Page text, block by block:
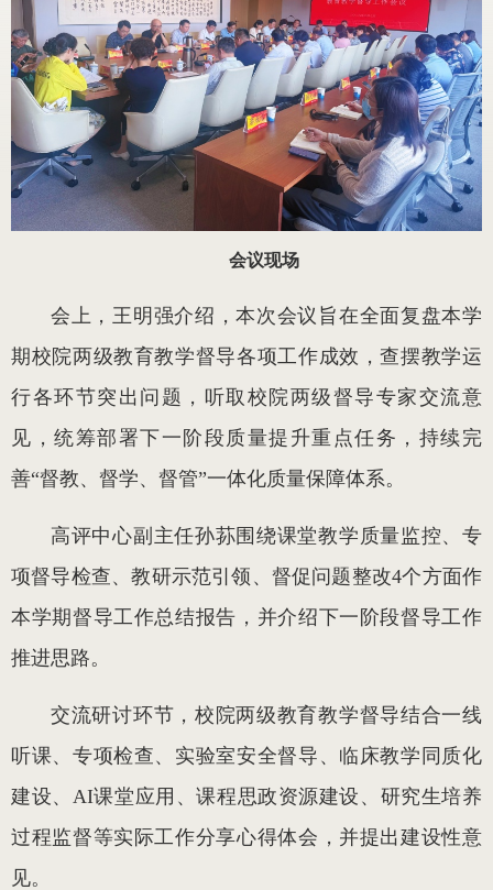
会议现场
会上，王明强介绍，本次会议旨在全面复盘本学
期校院两级教育教学督导各项工作成效，查摆教学运
行各环节突出问题，听取校院两级督导专家交流意
见，统筹部署下一阶段质量提升重点任务，持续完
善“督教、督学、督管”一体化质量保障体系。
高评中心副主任孙荪围绕课堂教学质量监控、专
项督导检查、教研示范引领、督促问题整改4个方面作
本学期督导工作总结报告，并介绍下一阶段督导工作
推进思路。
交流研讨环节，校院两级教育教学督导结合一线
听课、专项检查、实验室安全督导、临床教学同质化
建设、AI课堂应用、课程思政资源建设、研究生培养
过程监督等实际工作分享心得体会，并提出建设性意
见。